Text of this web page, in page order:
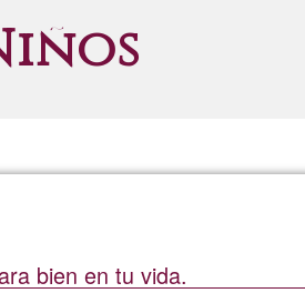
bien en tu vida.